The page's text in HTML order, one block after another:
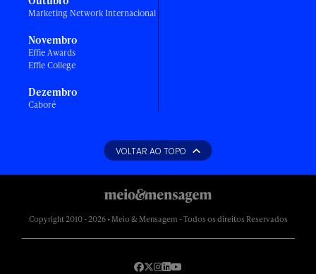
Marketing Network Internacional
Novembro
Effie Awards
Effie College
Dezembro
Caboré
VOLTAR AO TOPO
Copyright 2010 - 2026 • Meio & Mensagem - Todos os direitos Reservados